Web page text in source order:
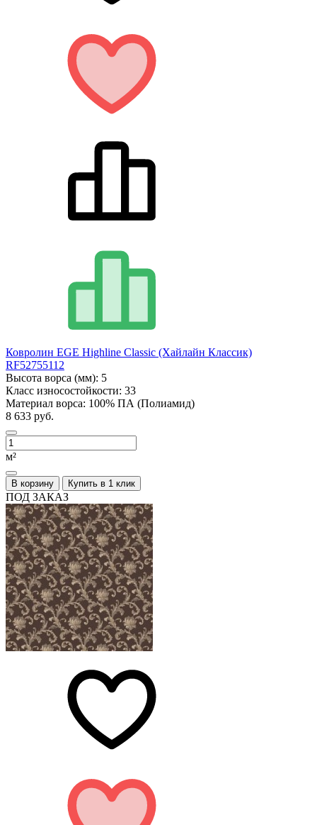
Ковролин EGE Highline Classic (Хайлайн Классик)
RF52755112
Высота ворса (мм): 5
Класс износостойкости: 33
Материал ворса: 100% ПА (Полиамид)
8 633 руб.
м²
В корзину Купить в 1 клик
ПОД ЗАКАЗ